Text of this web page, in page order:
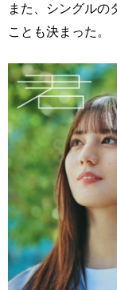
また、シングルの
ことも決まった。